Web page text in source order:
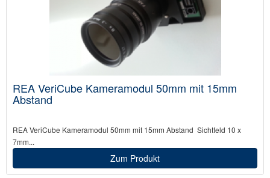
REA VeriCube Kameramodul 50mm mit 15mm
Abstand
REA VeriCube Kameramodul 50mm mit 15mm Abstand Sichtfeld 10 x
7mm...
Zum Produkt